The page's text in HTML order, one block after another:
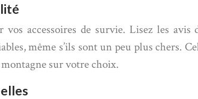
vos accessoires de survie. Lisez les
même s’ils sont un peu plus chers.
montagne sur votre choix.